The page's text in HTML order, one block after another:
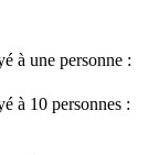
à une personne :
à 10 personnes :